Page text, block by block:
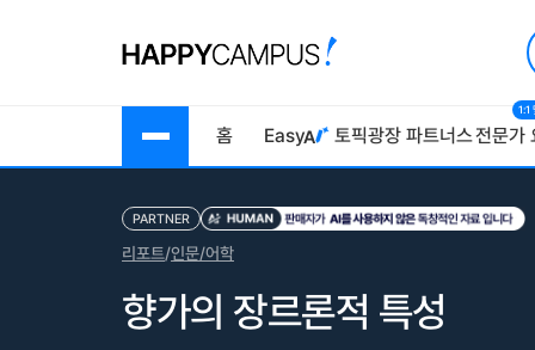
홈 Easy 토픽광장 파트너스전문가
1:1
PARTNER
리포트/인문/어학
향가의 장르론적 특성